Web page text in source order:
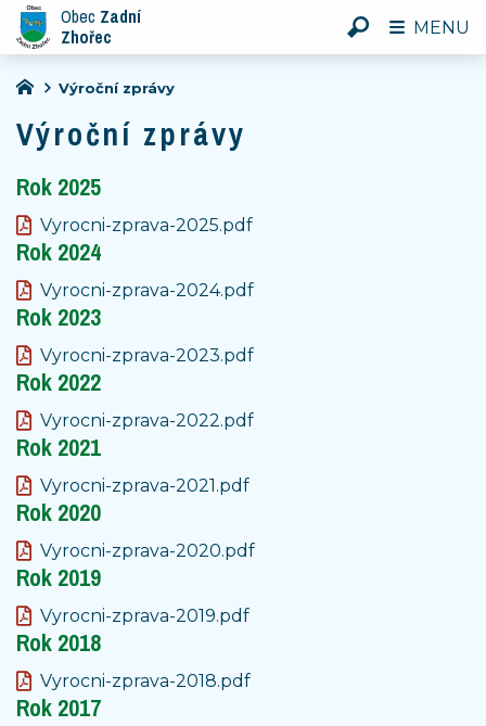
Výroční zprávy
Výroční zprávy
Rok 2025
Vyrocni-zprava-2025.pdf
Rok 2024
Vyrocni-zprava-2024.pdf
Rok 2023
Vyrocni-zprava-2023.pdf
Rok 2022
Vyrocni-zprava-2022.pdf
Rok 2021
Vyrocni-zprava-2021.pdf
Rok 2020
Vyrocni-zprava-2020.pdf
Rok 2019
Vyrocni-zprava-2019.pdf
Rok 2018
Vyrocni-zprava-2018.pdf
Rok 2017
Obec Zadní
Zhořec
MENU